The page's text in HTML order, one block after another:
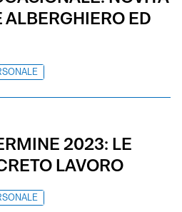
ALBERGHIERO ED
2023: LE
LAVORO